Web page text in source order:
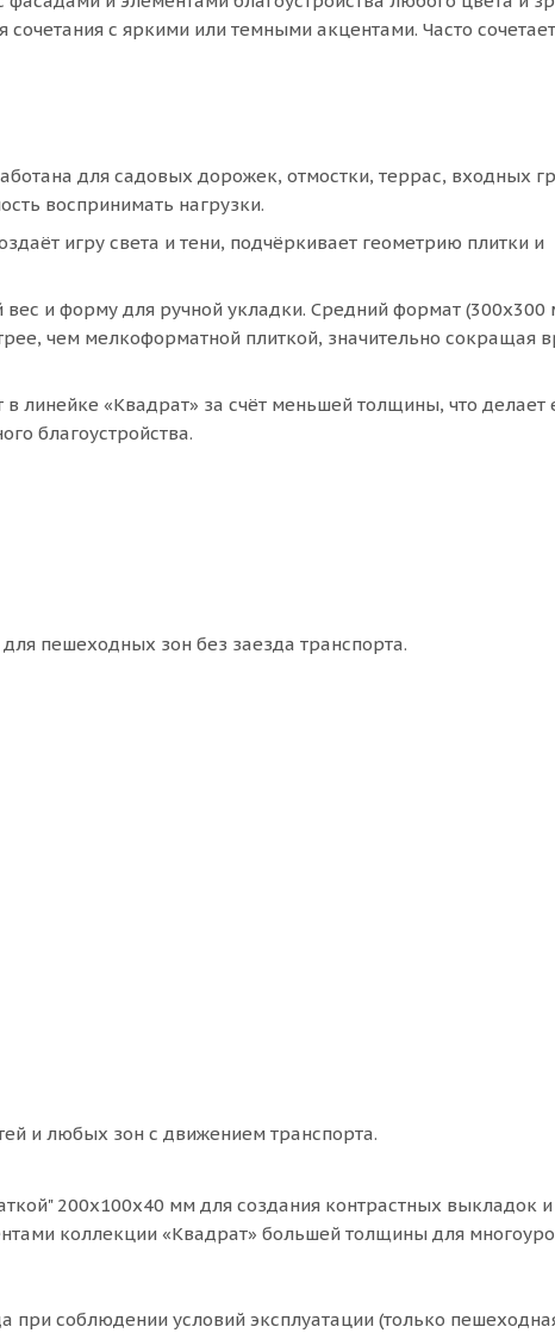
с яркими или темными акцентами. Часто
для садовых дорожек, отмостки, террас, входных
воспринимать нагрузки.
игру света и тени, подчёркивает геометрию плитки и
и форму для ручной укладки. Средний формат (300х300
чем мелкоформатной плиткой, значительно сокращая
линейке «Квадрат» за счёт меньшей толщины, что делает
благоустройства.
пешеходных зон без заезда транспорта.
и любых зон с движением транспорта.
200х100х40 мм для создания контрастных выкладок и
коллекции «Квадрат» большей толщины для
при соблюдении условий эксплуатации (только